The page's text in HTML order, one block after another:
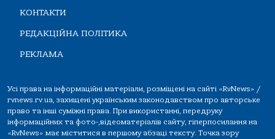
КОНТАКТИ
РЕДАКЦІЙНА ПОЛІТИКА
РЕКЛАМА
Усі права на інформаційні матеріали, розміщені на сайті «RvNews» /
rvnews.rv.ua, захищені українським законодавством про авторське
право та інші суміжні права. При використанні, передруку
інформаційних та фото-,відеоматеріалів сайту, гіперпосилання на
«RvNews» має міститися в першому абзаці тексту. Точка зору